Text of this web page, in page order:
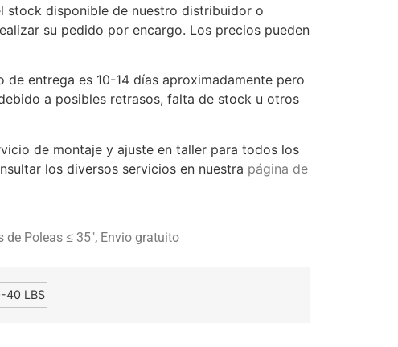
stock disponible de nuestro distribuidor o
su pedido por encargo. Los precios pueden
de entrega es 10-14 días aproximadamente pero
a posibles retrasos, falta de stock u otros
de montaje y ajuste en taller para todos los
los diversos servicios en nuestra página de
de Poleas ≤ 35", Envio gratuito
40 LBS